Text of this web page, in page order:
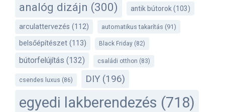
analóg dizájn (300) antik bútorok(103)
arculattervezés (112) automatikus takarítás (91)
belsőépítészet (113) Black Friday (82)
bútorfelújítás (132) családi otthon (83)
csendes luxus (86) DIY (196)
egyedi lakberendezés (718)